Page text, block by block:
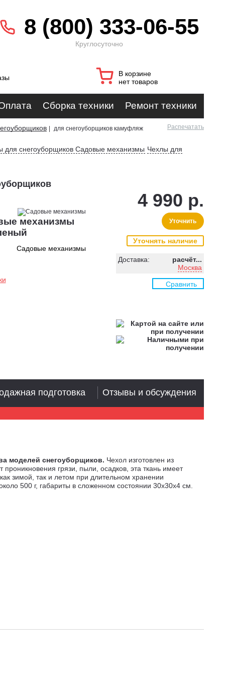
8 (800) 333-06-55
Круглосуточно
В корзине
нет товаров
Сборка техники Ремонт техники
для снегоуборщиков камуфляж Распечатать
для снегоуборщиков Садовые механизмы Чехлы для
механизмы
Садовые механизмы
4 990 р.
Уточнить
Уточнять наличие
Доставка:
расчёт...
Москва
Сравнить
моделей снегоуборщиков. Чехол изготовлен из
грязи, пыли, осадков, эта ткань имеет
зимой, так и летом при длительном хранении
500 г, габариты в сложенном состоянии 30х30х4 см.
подготовка Отзывы и обсуждения